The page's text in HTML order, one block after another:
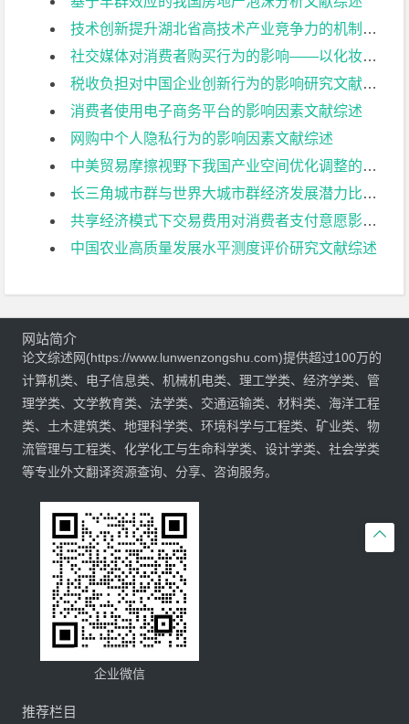
技术创新提升湖北省高技术产业竞争力的机制分析文献综述
社交媒体对消费者购买行为的影响——以化妆品行业为例文献综述
税收负担对中国企业创新行为的影响研究文献综述
消费者使用电子商务平台的影响因素文献综述
网购中个人隐私行为的影响因素文献综述
中美贸易摩擦视野下我国产业空间优化调整的策略探讨文献综述
长三角城市群与世界大城市群经济发展潜力比较研究文献综述
共享经济模式下交易费用对消费者支付意愿影响的实证研究文献综述
中国农业高质量发展水平测度评价研究文献综述

网站简介
论文综述网(https://www.lunwenzongshu.com)提供超过100万的
计算机类、电子信息类、机械机电类、理工学类、经济学类、管
理学类、文学教育类、法学类、交通运输类、材料类、海洋工程
类、土木建筑类、地理科学类、环境科学与工程类、矿业类、物
流管理与工程类、化学化工与生命科学类、设计学类、社会学类
等专业外文翻译资源查询、分享、咨询服务。
企业微信
推荐栏目